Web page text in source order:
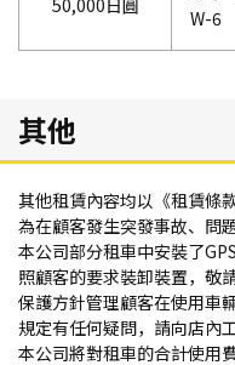
50,000日圓
W-6
其他
其他租賃內容均以《租賃條
為在顧客發生突發事故、問
本公司部分租車中安裝了
照顧客的要求裝卸裝置，敬
保護方針管理顧客在使用車
規定有任何疑問，請向店內
本公司將對租車的合計使用